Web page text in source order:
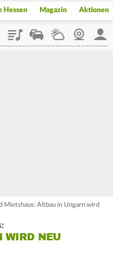
Hessen Magazin Aktionen
PlaylistStaupilotWetterWebcam
Mietshaus: Altbau in Ungarn wird
WIRD NEU